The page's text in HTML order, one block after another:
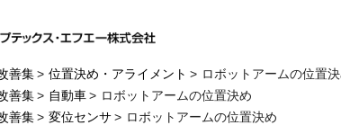
善集 位置決め・アライメント
ロボットアームの位置
善集 自動車
ロボットアームの位置決め
善集 変位センサ
ロボットアームの位置決め